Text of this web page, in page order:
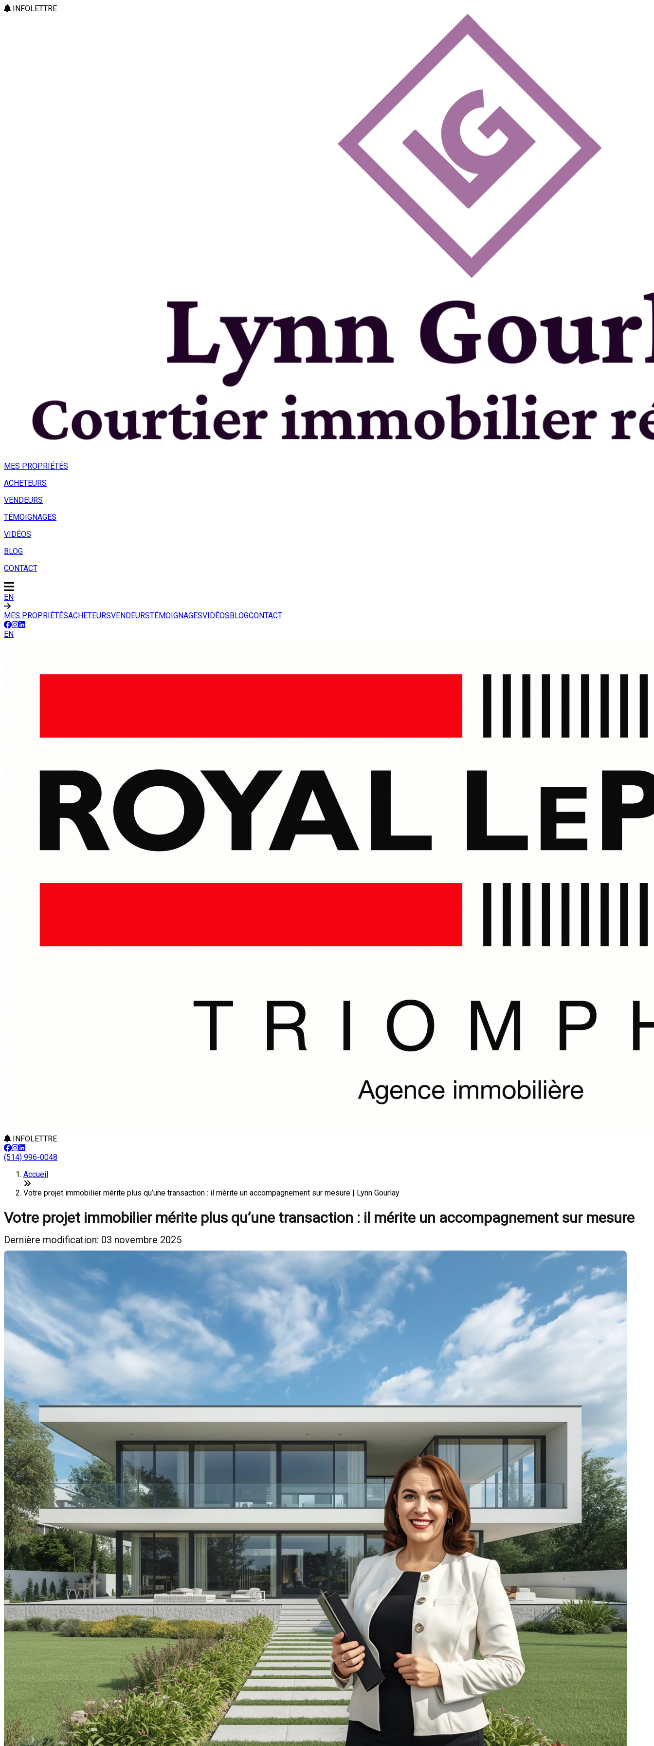
INFOLETTRE
MES PROPRIÉTÉS
ACHETEURS
VENDEURS
TÉMOIGNAGES
VIDÉOS
BLOG
CONTACT
EN
MES PROPRIÉTÉSACHETEURSVENDEURSTÉMOIGNAGESVIDÉOSBLOGCONTACT
EN
INFOLETTRE
(514) 996-0048
Accueil
Votre projet immobilier mérite plus qu’une transaction : il mérite un accompagnement sur mesure | Lynn Gourlay
Votre projet immobilier mérite plus qu’une transaction : il mérite un accompagnement sur mesure
Dernière modification: 03 novembre 2025